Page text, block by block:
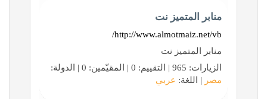
منابر المتميز نت
http://www.almotmaiz.net/vb/
منابر المتميز نت
الزيارات: 965 | التقييم: 0 | المقيّمين: 0 | الدولة:
مصر | اللغة: عربي